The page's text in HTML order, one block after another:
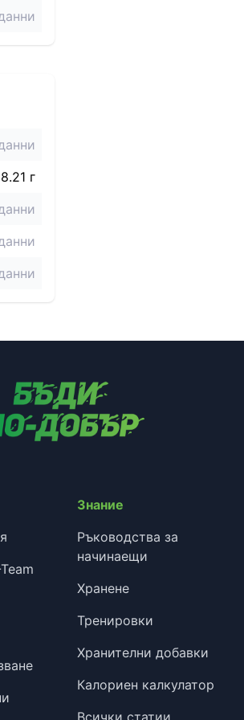
г
Знание
Ръководства за
начинаещи
Хранене
Тренировки
Хранителни добавки
Калориен калкулатор
Всички статии